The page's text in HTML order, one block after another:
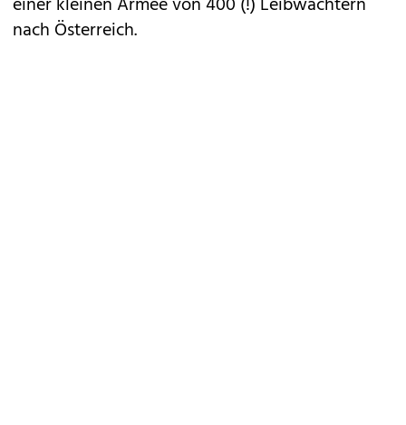
nach Österreich.